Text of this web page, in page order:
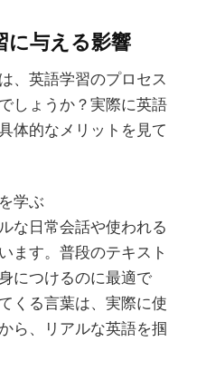
に与える影響
、英語学習のプロセス
しょうか？実際に英語
体的なメリットを見て
学ぶ
な日常会話や使われる
ます。普段のテキスト
につけるのに最適で
くる言葉は、実際に使
ら、リアルな英語を掴